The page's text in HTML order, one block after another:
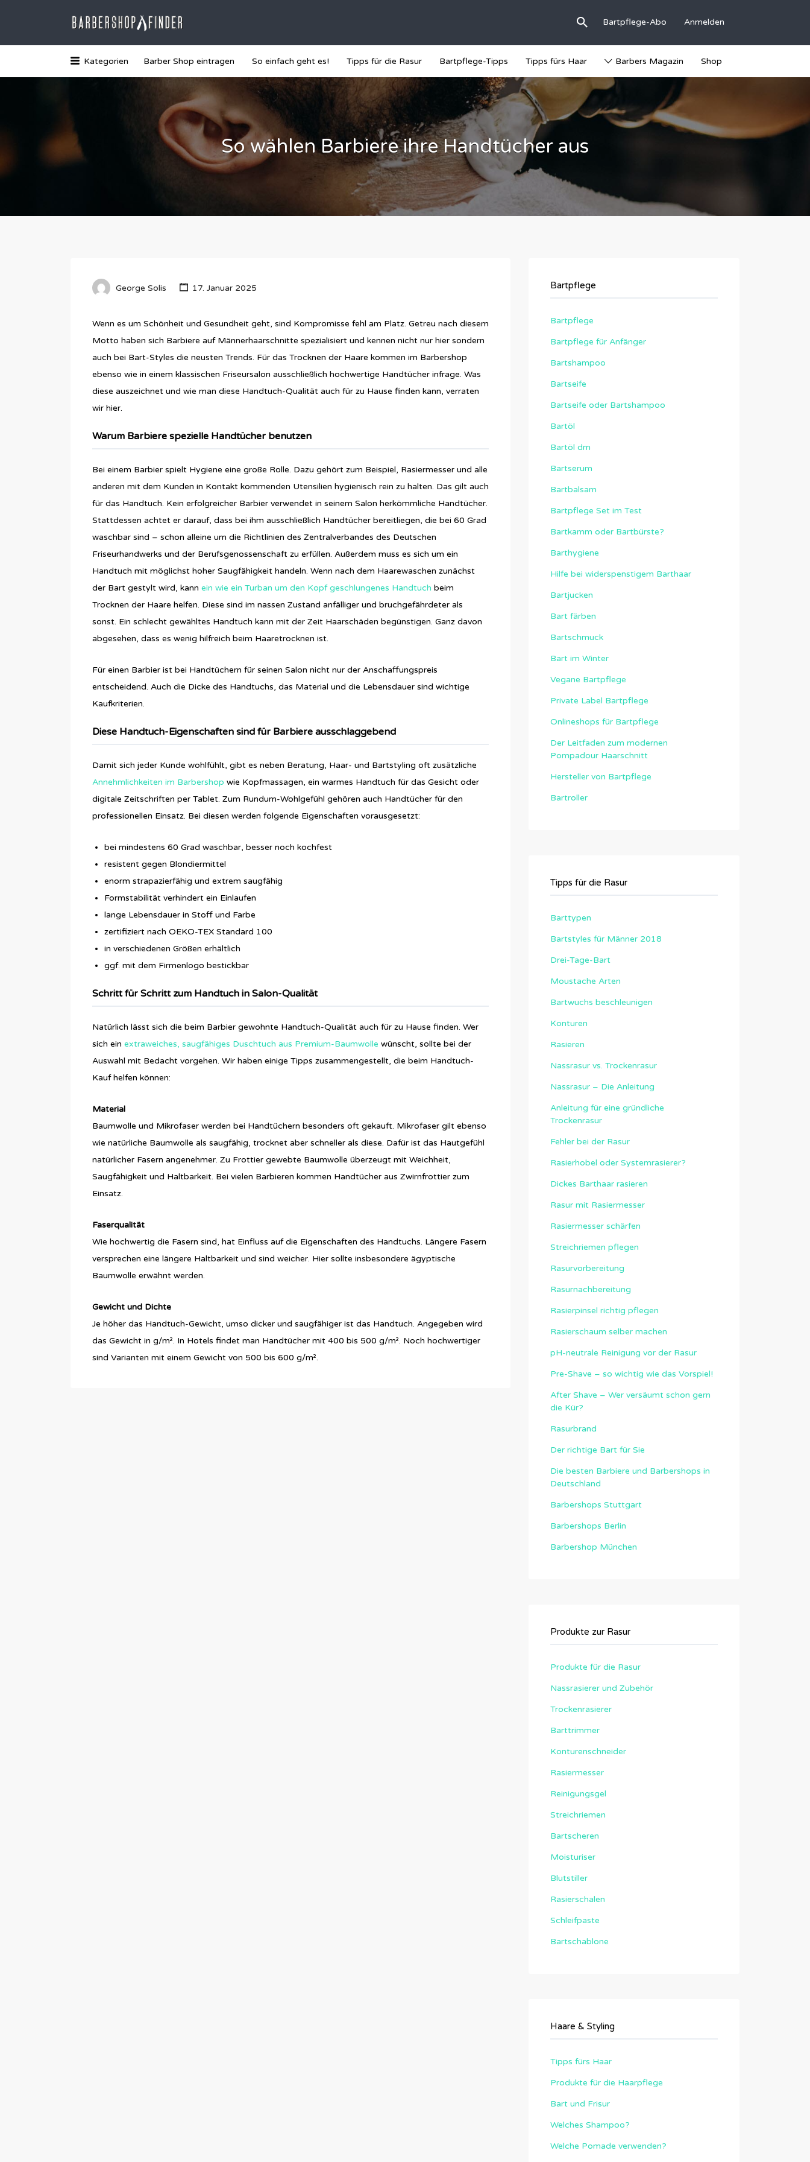
Das Barber-Shop Verzechnis
Bartpflege-Abo Anmelden
Suchen
nach:
Kategorien Barber Shop eintragen So einfach geht es! Tipps für die Rasur Bartpflege-Tipps Tipps fürs Haar Barbers Magazin Shop
So wählen Barbiere ihre Handtücher aus
George Solis 17. Januar 2025
Wenn es um Schönheit und Gesundheit geht, sind Kompromisse fehl am Platz. Getreu nach diesem
Motto haben sich Barbiere auf Männerhaarschnitte spezialisiert und kennen nicht nur hier sondern
auch bei Bart-Styles die neusten Trends. Für das Trocknen der Haare kommen im Barbershop
ebenso wie in einem klassischen Friseursalon ausschließlich hochwertige Handtücher infrage. Was
diese auszeichnet und wie man diese Handtuch-Qualität auch für zu Hause finden kann, verraten
wir hier.
Warum Barbiere spezielle Handtücher benutzen
Bei einem Barbier spielt Hygiene eine große Rolle. Dazu gehört zum Beispiel, Rasiermesser und alle
anderen mit dem Kunden in Kontakt kommenden Utensilien hygienisch rein zu halten. Das gilt auch
für das Handtuch. Kein erfolgreicher Barbier verwendet in seinem Salon herkömmliche Handtücher.
Stattdessen achtet er darauf, dass bei ihm ausschließlich Handtücher bereitliegen, die bei 60 Grad
waschbar sind – schon alleine um die Richtlinien des Zentralverbandes des Deutschen
Friseurhandwerks und der Berufsgenossenschaft zu erfüllen. Außerdem muss es sich um ein
Handtuch mit möglichst hoher Saugfähigkeit handeln. Wenn nach dem Haarewaschen zunächst
der Bart gestylt wird, kann ein wie ein Turban um den Kopf geschlungenes Handtuch beim
Trocknen der Haare helfen. Diese sind im nassen Zustand anfälliger und bruchgefährdeter als
sonst. Ein schlecht gewähltes Handtuch kann mit der Zeit Haarschäden begünstigen. Ganz davon
abgesehen, dass es wenig hilfreich beim Haaretrocknen ist.
Für einen Barbier ist bei Handtüchern für seinen Salon nicht nur der Anschaffungspreis
entscheidend. Auch die Dicke des Handtuchs, das Material und die Lebensdauer sind wichtige
Kaufkriterien.
Diese Handtuch-Eigenschaften sind für Barbiere ausschlaggebend
Damit sich jeder Kunde wohlfühlt, gibt es neben Beratung, Haar- und Bartstyling oft zusätzliche
Annehmlichkeiten im Barbershop wie Kopfmassagen, ein warmes Handtuch für das Gesicht oder
digitale Zeitschriften per Tablet. Zum Rundum-Wohlgefühl gehören auch Handtücher für den
professionellen Einsatz. Bei diesen werden folgende Eigenschaften vorausgesetzt:
bei mindestens 60 Grad waschbar, besser noch kochfest
resistent gegen Blondiermittel
enorm strapazierfähig und extrem saugfähig
Formstabilität verhindert ein Einlaufen
lange Lebensdauer in Stoff und Farbe
zertifiziert nach OEKO-TEX Standard 100
in verschiedenen Größen erhältlich
ggf. mit dem Firmenlogo bestickbar
Schritt für Schritt zum Handtuch in Salon-Qualität
Natürlich lässt sich die beim Barbier gewohnte Handtuch-Qualität auch für zu Hause finden. Wer
sich ein extraweiches, saugfähiges Duschtuch aus Premium-Baumwolle wünscht, sollte bei der
Auswahl mit Bedacht vorgehen. Wir haben einige Tipps zusammengestellt, die beim Handtuch-
Kauf helfen können:
Material
Baumwolle und Mikrofaser werden bei Handtüchern besonders oft gekauft. Mikrofaser gilt ebenso
wie natürliche Baumwolle als saugfähig, trocknet aber schneller als diese. Dafür ist das Hautgefühl
natürlicher Fasern angenehmer. Zu Frottier gewebte Baumwolle überzeugt mit Weichheit,
Saugfähigkeit und Haltbarkeit. Bei vielen Barbieren kommen Handtücher aus Zwirnfrottier zum
Einsatz.
Faserqualität
Wie hochwertig die Fasern sind, hat Einfluss auf die Eigenschaften des Handtuchs. Längere Fasern
versprechen eine längere Haltbarkeit und sind weicher. Hier sollte insbesondere ägyptische
Baumwolle erwähnt werden.
Gewicht und Dichte
Je höher das Handtuch-Gewicht, umso dicker und saugfähiger ist das Handtuch. Angegeben wird
das Gewicht in g/m². In Hotels findet man Handtücher mit 400 bis 500 g/m². Noch hochwertiger
sind Varianten mit einem Gewicht von 500 bis 600 g/m².
Bartpflege
Bartpflege
Bartpflege für Anfänger
Bartshampoo
Bartseife
Bartseife oder Bartshampoo
Bartöl
Bartöl dm
Bartserum
Bartbalsam
Bartpflege Set im Test
Bartkamm oder Bartbürste?
Barthygiene
Hilfe bei widerspenstigem Barthaar
Bartjucken
Bart färben
Bartschmuck
Bart im Winter
Vegane Bartpflege
Private Label Bartpflege
Onlineshops für Bartpflege
Der Leitfaden zum modernen
Pompadour Haarschnitt
Hersteller von Bartpflege
Bartroller
Tipps für die Rasur
Barttypen
Bartstyles für Männer 2018
Drei-Tage-Bart
Moustache Arten
Bartwuchs beschleunigen
Konturen
Rasieren
Nassrasur vs. Trockenrasur
Nassrasur – Die Anleitung
Anleitung für eine gründliche
Trockenrasur
Fehler bei der Rasur
Rasierhobel oder Systemrasierer?
Dickes Barthaar rasieren
Rasur mit Rasiermesser
Rasiermesser schärfen
Streichriemen pflegen
Rasurvorbereitung
Rasurnachbereitung
Rasierpinsel richtig pflegen
Rasierschaum selber machen
pH-neutrale Reinigung vor der Rasur
Pre-Shave – so wichtig wie das Vorspiel!
After Shave – Wer versäumt schon gern
die Kür?
Rasurbrand
Der richtige Bart für Sie
Die besten Barbiere und Barbershops in
Deutschland
Barbershops Stuttgart
Barbershops Berlin
Barbershop München
Produkte zur Rasur
Produkte für die Rasur
Nassrasierer und Zubehör
Trockenrasierer
Barttrimmer
Konturenschneider
Rasiermesser
Reinigungsgel
Streichriemen
Bartscheren
Moisturiser
Blutstiller
Rasierschalen
Schleifpaste
Bartschablone
Haare & Styling
Tipps fürs Haar
Produkte für die Haarpflege
Bart und Frisur
Welches Shampoo?
Welche Pomade verwenden?